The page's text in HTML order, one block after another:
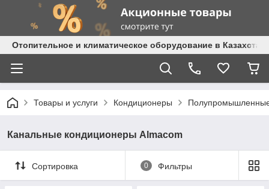
Отопительное и климатическое оборудование в
Товары и услуги Кондиционеры
Канальные кондиционеры Almacom
Сортировка 0 Фильтры